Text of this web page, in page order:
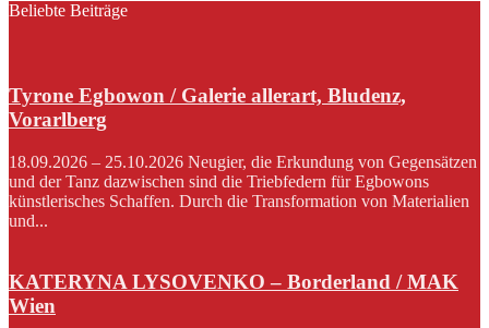
Beliebte Beiträge
Tyrone Egbowon / Galerie allerart, Bludenz,
Vorarlberg
18.09.2026 – 25.10.2026 Neugier, die Erkundung von Gegensätzen
und der Tanz dazwischen sind die Triebfedern für Egbowons
künstlerisches Schaffen. Durch die Transformation von Materialien
und...
KATERYNA LYSOVENKO – Borderland / MAK
Wien